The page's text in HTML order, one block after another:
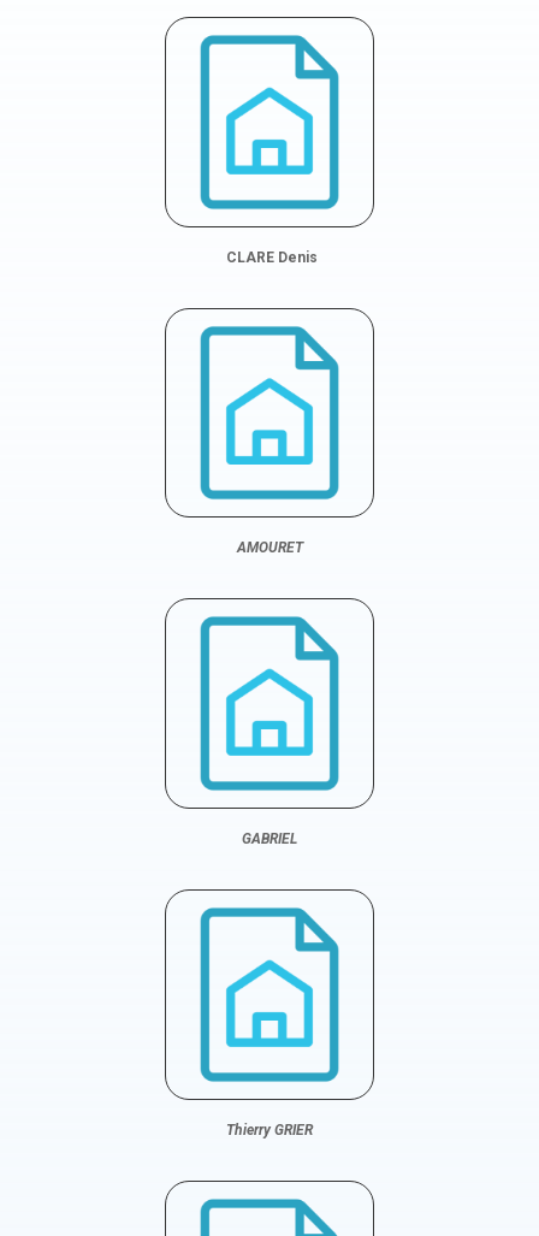
CLARE Denis
AMOURET
GABRIEL
Thierry GRIER